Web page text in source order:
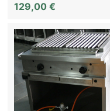
129,00 €